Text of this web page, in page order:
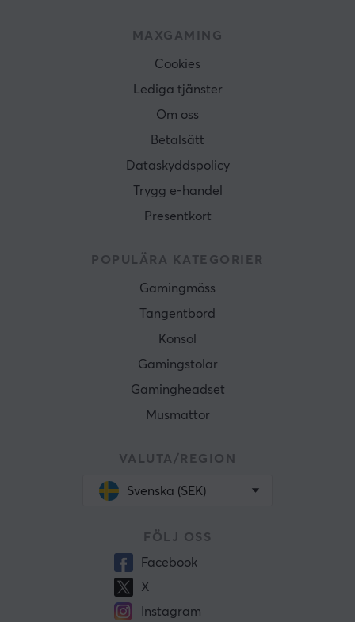
MAXGAMING
Cookies
Lediga tjänster
Om oss
Betalsätt
Dataskyddspolicy
Trygg e-handel
Presentkort
POPULÄRA KATEGORIER
Gamingmöss
Tangentbord
Konsol
Gamingstolar
Gamingheadset
Musmattor
VALUTA/REGION
Svenska (SEK)
FÖLJ OSS
Facebook
X
Instagram